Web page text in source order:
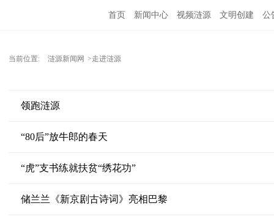
首页 新闻中心 视频涟源 文明创建 公
当前位置: 涟源新闻网 >走进涟源
领跑涟源
“80后”放牛郎的春天
“虎”支书练就扶贫“绣花功”
储兰兰《新京剧古诗词》亮相巴黎